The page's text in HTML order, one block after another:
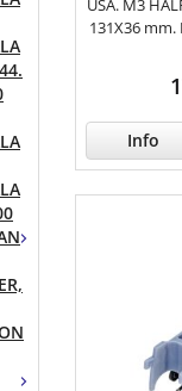
USA. M3
131X36 mm.
Info